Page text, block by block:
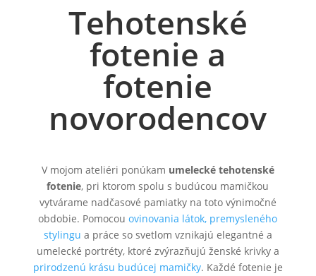
Tehotenské
fotenie a
fotenie
novorodencov
V mojom ateliéri ponúkam umelecké tehotenské
fotenie, pri ktorom spolu s budúcou mamičkou
vytvárame nadčasové pamiatky na toto výnimočné
obdobie. Pomocouovinovania látok, premysleného
stylingu a práce so svetlom vznikajú elegantné a
umelecké portréty, ktoré zvýrazňujú ženské krivky a
prirodzenú krásu budúcej mamičky. Každé fotenie je